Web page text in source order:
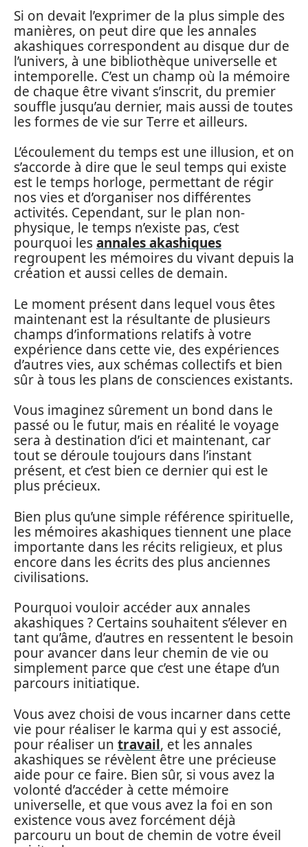
Si on devait l’exprimer de la plus simple des
manières, on peut dire que les annales
akashiques correspondent au disque dur de
l’univers, à une bibliothèque universelle et
intemporelle. C’est un champ où la mémoire
de chaque être vivant s’inscrit, du premier
souffle jusqu’au dernier, mais aussi de toutes
les formes de vie sur Terre et ailleurs.
L’écoulement du temps est une illusion, et on
s’accorde à dire que le seul temps qui existe
est le temps horloge, permettant de régir
nos vies et d’organiser nos différentes
activités. Cependant, sur le plan non-
physique, le temps n’existe pas, c’est
pourquoi lesannales akashiques
regroupent les mémoires du vivant depuis la
création et aussi celles de demain.
Le moment présent dans lequel vous êtes
maintenant est la résultante de plusieurs
champs d’informations relatifs à votre
expérience dans cette vie, des expériences
d’autres vies, aux schémas collectifs et bien
sûr à tous les plans de consciences existants.
Vous imaginez sûrement un bond dans le
passé ou le futur, mais en réalité le voyage
sera à destination d’ici et maintenant, car
tout se déroule toujours dans l’instant
présent, et c’est bien ce dernier qui est le
plus précieux.
Bien plus qu’une simple référence spirituelle,
les mémoires akashiques tiennent une place
importante dans les récits religieux, et plus
encore dans les écrits des plus anciennes
civilisations.
Pourquoi vouloir accéder aux annales
akashiques ? Certains souhaitent s’élever en
tant qu’âme, d’autres en ressentent le besoin
pour avancer dans leur chemin de vie ou
simplement parce que c’est une étape d’un
parcours initiatique.
Vous avez choisi de vous incarner dans cette
vie pour réaliser le karma qui y est associé,
pour réaliser un travail, et les annales
akashiques se révèlent être une précieuse
aide pour ce faire. Bien sûr, si vous avez la
volonté d’accéder à cette mémoire
universelle, et que vous avez la foi en son
existence vous avez forcément déjà
parcouru un bout de chemin de votre éveil